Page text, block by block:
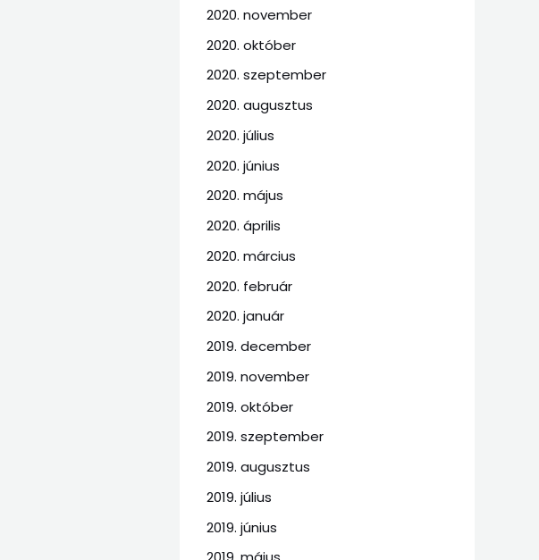
2020. november
2020. október
2020. szeptember
2020. augusztus
2020. július
2020. június
2020. május
2020. április
2020. március
2020. február
2020. január
2019. december
2019. november
2019. október
2019. szeptember
2019. augusztus
2019. július
2019. június